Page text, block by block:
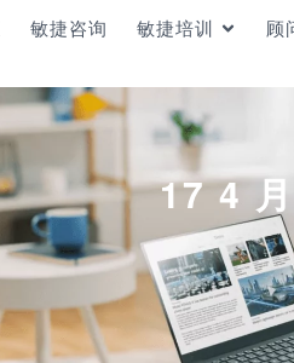
敏捷咨询 敏捷培训 顾
17 4